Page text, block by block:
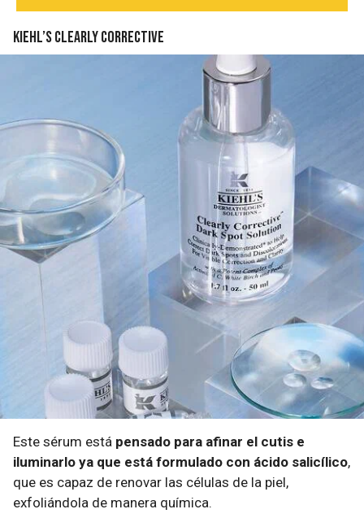
Kiehl’s Clearly Corrective
Este sérum está pensado para afinar el cutis e
iluminarlo ya que está formulado con ácido salicílico,
que es capaz de renovar las células de la piel,
exfoliándola de manera química.